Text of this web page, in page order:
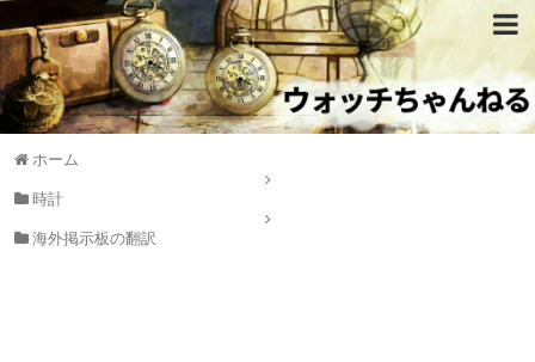
ホーム
時計
海外掲示板の翻訳